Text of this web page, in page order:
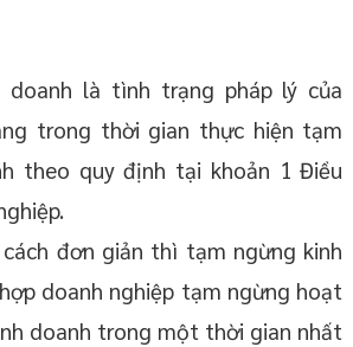
doanh là tình trạng pháp lý của
trong thời gian thực hiện tạm
theo quy định tại khoản 1 Điều
đơn giản thì tạm ngừng kinh
doanh nghiệp tạm ngừng hoạt
doanh trong một thời gian nhất